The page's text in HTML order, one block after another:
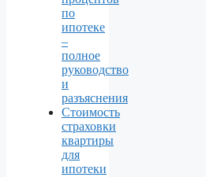
по
ипотеке
–
полное
руководство
и
разъяснения
Стоимость
страховки
квартиры
для
ипотеки